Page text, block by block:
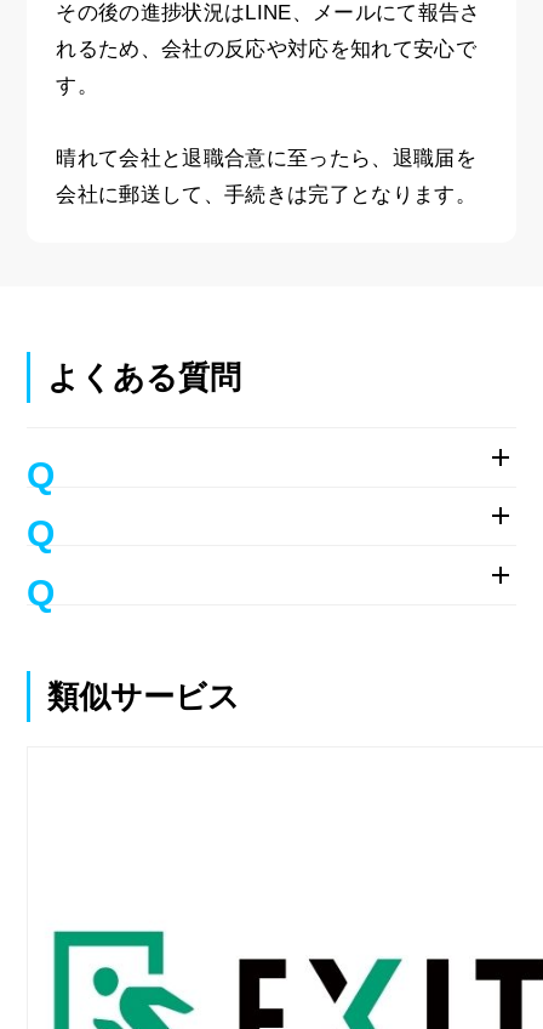
その後の進捗状況はLINE、メールにて報告さ
れるため、会社の反応や対応を知れて安心で
す。
晴れて会社と退職合意に至ったら、退職届を
会社に郵送して、手続きは完了となります。
よくある質問
類似サービス